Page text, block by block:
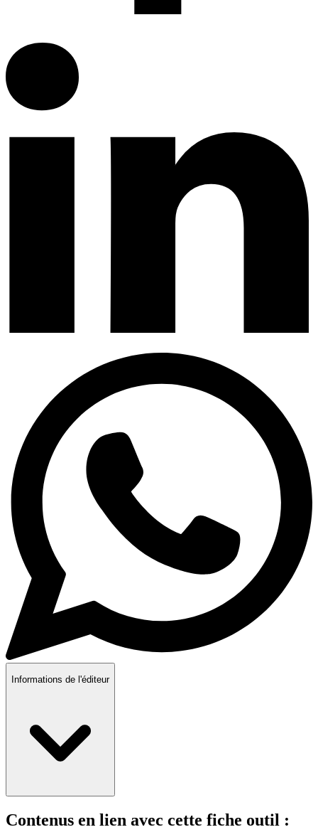
Informations de l'éditeur
Contenus en lien avec cette fiche outil :